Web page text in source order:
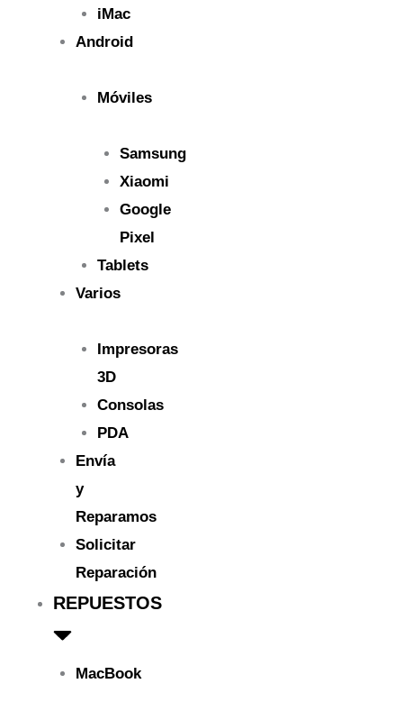
iMac
Android
Móviles
Samsung
Xiaomi
Google
Pixel
Tablets
Varios
Impresoras
3D
Consolas
PDA
Envía
y
Reparamos
Solicitar
Reparación
REPUESTOS
MacBook